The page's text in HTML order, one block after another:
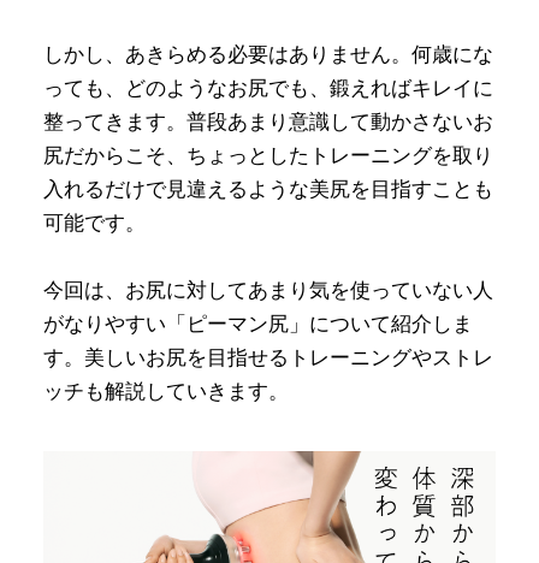
しかし、あきらめる必要はありません。何歳にな
っても、どのようなお尻でも、鍛えればキレイに
整ってきます。普段あまり意識して動かさないお
尻だからこそ、ちょっとしたトレーニングを取り
入れるだけで見違えるような美尻を目指すことも
可能です。
今回は、お尻に対してあまり気を使っていない人
がなりやすい「ピーマン尻」について紹介しま
す。美しいお尻を目指せるトレーニングやストレ
ッチも解説していきます。